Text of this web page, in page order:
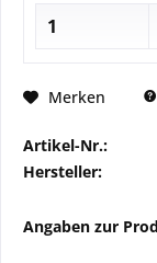
Merken
Artikel-Nr.:
Hersteller:
Angaben zur